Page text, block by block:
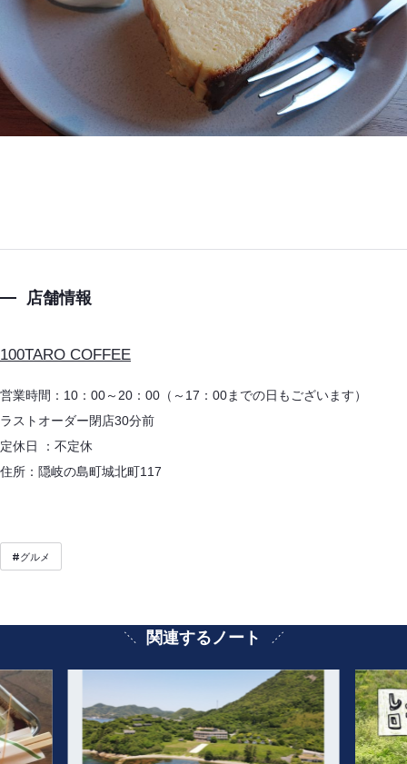
店舗情報
100TARO COFFEE
営業時間：10：00～20：00（～17：00までの日もございます）
ラストオーダー閉店30分前
定休日 ：不定休
住所：隠岐の島町城北町117
#グルメ
関連するノート